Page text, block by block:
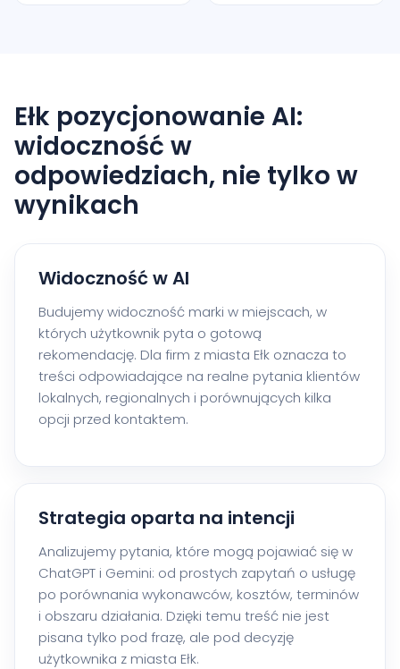
Ełk pozycjonowanie AI:
widoczność w
odpowiedziach, nie tylko w
wynikach
Widoczność w AI
Budujemy widoczność marki w miejscach, w
których użytkownik pyta o gotową
rekomendację. Dla firm z miasta Ełk oznacza to
treści odpowiadające na realne pytania klientów
lokalnych, regionalnych i porównujących kilka
opcji przed kontaktem.
Strategia oparta na intencji
Analizujemy pytania, które mogą pojawiać się w
ChatGPT i Gemini: od prostych zapytań o usługę
po porównania wykonawców, kosztów, terminów
i obszaru działania. Dzięki temu treść nie jest
pisana tylko pod frazę, ale pod decyzję
użytkownika z miasta Ełk.